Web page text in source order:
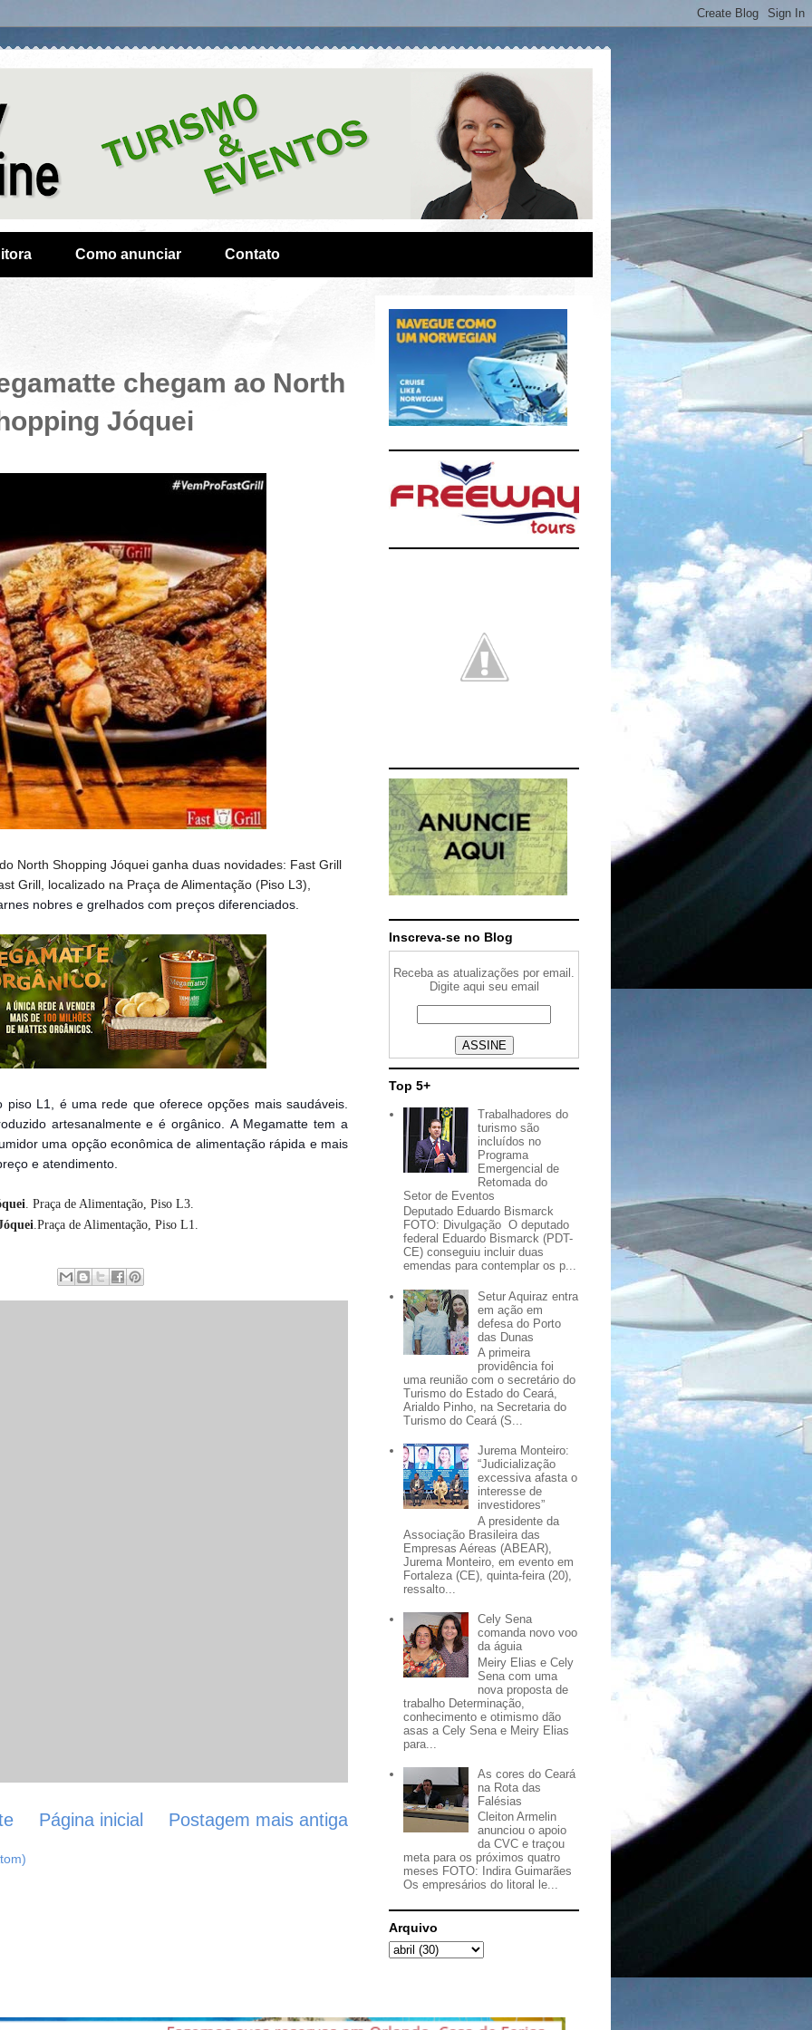
Como anunciar Contato
chegam ao North
Jóquei
North Shopping Jóquei ganha duas novidades: Fast Grill
Grill, localizado na Praça de Alimentação (Piso L3),
nobres e grelhados com preços diferenciados.
piso L1, é uma rede que oferece opções mais saudáveis.
artesanalmente e é orgânico. A Megamatte tem a
uma opção econômica de alimentação rápida e mais
e atendimento.
. Praça de Alimentação, Piso L3.
.Praça de Alimentação, Piso L1.
Postagem mais antiga
Página inicial
Inscreva-se no Blog
Receba as atualizações por email.
Digite aqui seu email
Top 5+
Trabalhadores do
turismo são
incluídos no
Programa
Emergencial de
Retomada do
Setor de Eventos
Deputado Eduardo Bismarck
FOTO: Divulgação O deputado
federal Eduardo Bismarck (PDT-
CE) conseguiu incluir duas
emendas para contemplar os p...
Setur Aquiraz entra
em ação em
defesa do Porto
das Dunas
A primeira
providência foi
uma reunião com o secretário do
Turismo do Estado do Ceará,
Arialdo Pinho, na Secretaria do
Turismo do Ceará (S...
Jurema Monteiro:
“Judicialização
excessiva afasta o
interesse de
investidores”
A presidente da
Associação Brasileira das
Empresas Aéreas (ABEAR),
Jurema Monteiro, em evento em
Fortaleza (CE), quinta-feira (20),
ressalto...
Cely Sena
comanda novo voo
da águia
Meiry Elias e Cely
Sena com uma
nova proposta de
trabalho Determinação,
conhecimento e otimismo dão
asas a Cely Sena e Meiry Elias
para...
As cores do Ceará
na Rota das
Falésias
Cleiton Armelin
anunciou o apoio
da CVC e traçou
meta para os próximos quatro
meses FOTO: Indira Guimarães
Os empresários do litoral le...
Arquivo